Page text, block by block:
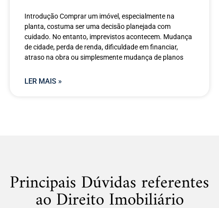
Introdução Comprar um imóvel, especialmente na
planta, costuma ser uma decisão planejada com
cuidado. No entanto, imprevistos acontecem. Mudança
de cidade, perda de renda, dificuldade em financiar,
atraso na obra ou simplesmente mudança de planos
LER MAIS »
Principais Dúvidas referentes
ao Direito Imobiliário